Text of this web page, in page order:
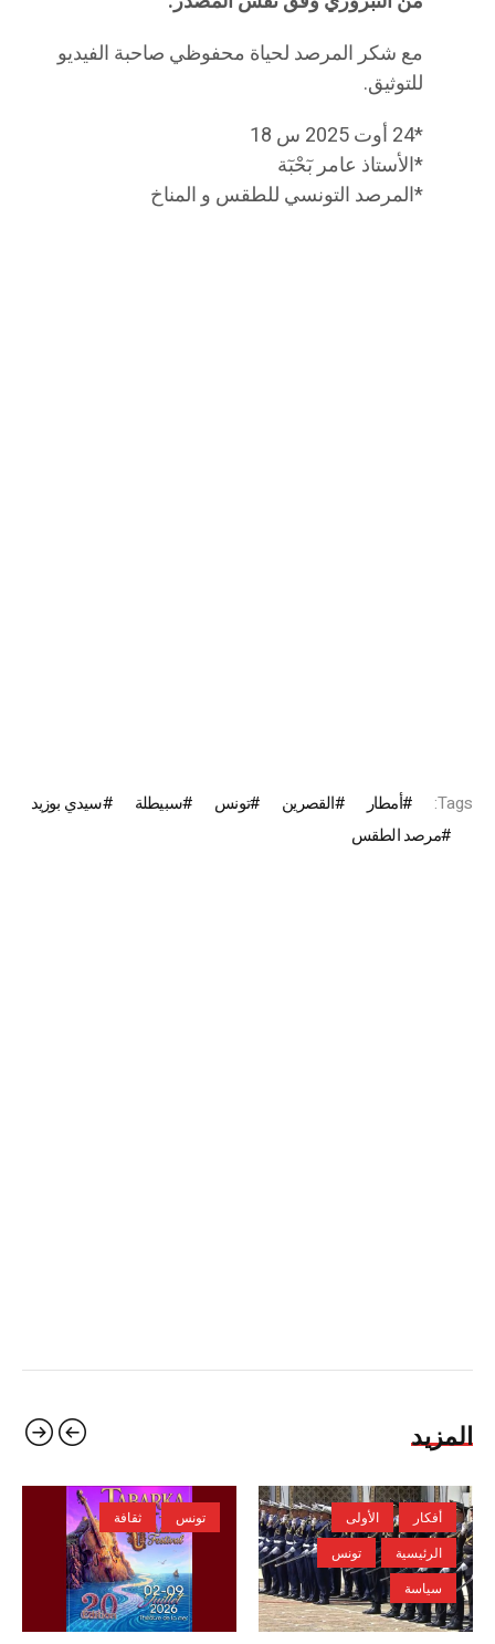
مع شكر المرصد لحياة محفوظي صاحبة الفيديو
للتوثيق.
*24 أوت 2025 س 18
*الأستاذ عامر بٓحْبٓة
*المرصد التونسي للطقس و المناخ
Tags: أمطار القصرين تونس سبيطلة
سيدي بوزيد
مرصد الطقس
المزيد
أفكار
الأولى
الرئيسية
تونس
سياسة
تونس ثقافة